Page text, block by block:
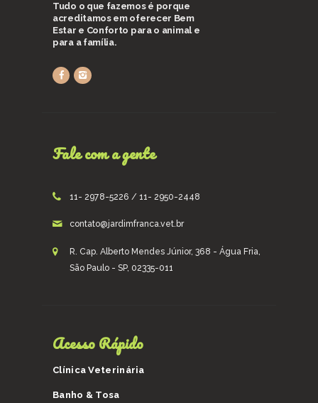
Tudo o que fazemos é porque
acreditamos em oferecer Bem
Estar e Conforto para o animal e
para a família.
Fale com a gente
11- 2978-5226 / 11- 2950-2448
contato@jardimfranca.vet.br
R. Cap. Alberto Mendes Júnior, 368 - Água Fria,
São Paulo - SP, 02335-011
Acesso Rápido
Clínica Veterinária
Banho & Tosa